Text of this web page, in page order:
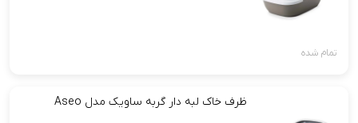
تمام شده
ظرف خاک لبه دار گربه ساویک مدل Aseo